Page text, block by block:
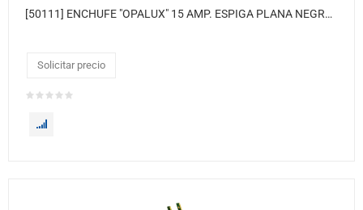
[50111] ENCHUFE "OPALUX" 15 AMP. ESPIGA PLANA NEGRO C/PVC CJX10, MASTER 400
Solicitar precio